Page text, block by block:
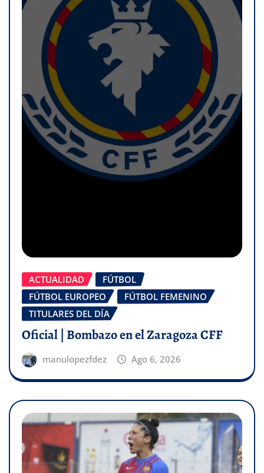
ACTUALIDAD
FÚTBOL
FÚTBOL EUROPEO
FÚTBOL FEMENINO
TITULARES DEL DÍA
Oficial | Bombazo en el Zaragoza CFF
manulopezfdez Ago 6, 2026